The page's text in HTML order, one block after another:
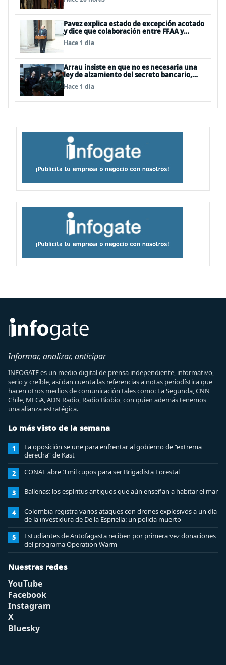
Pavez explica estado de excepción acotado
y dice que colaboración entre FFAA y
policías, “es algo del todo pertinente
analizar”
Hace 1 día
Arrau insiste en que no es necesaria una
ley de alzamiento del secreto bancario,
porque ya existe
Hace 1 día
Informar, analizar, anticipar
INFOGATE es un medio digital de prensa independiente, informativo,
serio y creíble, así dan cuenta las referencias a notas periodística que
hacen otros medios de comunicación tales como: La Segunda, CNN
Chile, MEGA, ADN Radio, Radio Biobio, con quien además tenemos
una alianza estratégica.
Lo más visto de la semana
1
La oposición se une para enfrentar al gobierno de “extrema
derecha” de Kast
2 CONAF abre 3 mil cupos para ser Brigadista Forestal
3 Ballenas: los espíritus antiguos que aún enseñan a habitar el mar
4
Colombia registra varios ataques con drones explosivos a un día
de la investidura de De la Espriella: un policía muerto
5
Estudiantes de Antofagasta reciben por primera vez donaciones
del programa Operation Warm
Nuestras redes
YouTube
Facebook
Instagram
X
Bluesky